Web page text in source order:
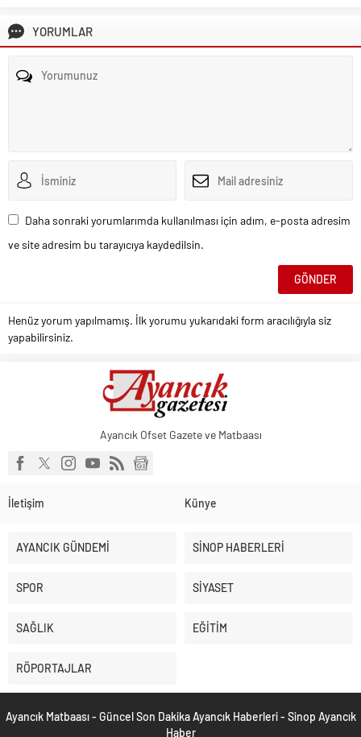
YORUMLAR
Daha sonraki yorumlarımda kullanılması için adım, e-posta adresim
ve site adresim bu tarayıcıya kaydedilsin.
Henüz yorum yapılmamış. İlk yorumu yukarıdaki form aracılığıyla siz
yapabilirsiniz.
Ayancık Ofset Gazete ve Matbaası
İletişim Künye
AYANCIK GÜNDEMİ SİNOP HABERLERİ
SPOR SİYASET
SAĞLIK EĞİTİM
RÖPORTAJLAR
Ayancık Matbaası - Güncel Son Dakika Ayancık Haberleri - Sinop Ayancık
Haber